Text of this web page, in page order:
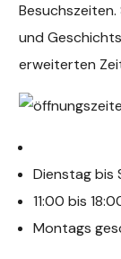
und
erweiterten
Dienstag bis
11:00 bis
Montags